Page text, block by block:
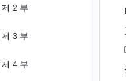
제 2 부
제 3 부
제 4 부